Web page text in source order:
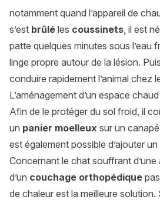
notamment quand l’appareil de
s’est brûlé les coussinets, il est
patte quelques minutes sous l’eau
linge propre autour de la lésion.
conduire rapidement l’animal chez
L’aménagement d’un espace
Afin de le protéger du sol froid, il
un panier moelleux sur un
est également possible d’ajouter un
Concernant le chat souffrant
d’un couchage orthopédique
de chaleur est la meilleure solution.